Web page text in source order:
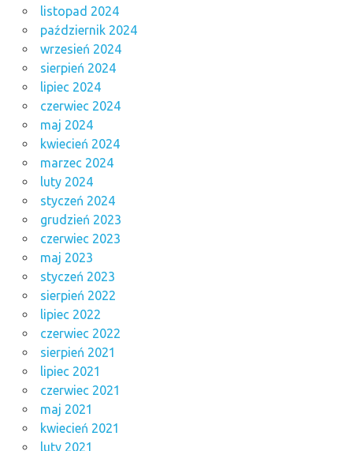
listopad 2024
październik 2024
wrzesień 2024
sierpień 2024
lipiec 2024
czerwiec 2024
maj 2024
kwiecień 2024
marzec 2024
luty 2024
styczeń 2024
grudzień 2023
czerwiec 2023
maj 2023
styczeń 2023
sierpień 2022
lipiec 2022
czerwiec 2022
sierpień 2021
lipiec 2021
czerwiec 2021
maj 2021
kwiecień 2021
luty 2021